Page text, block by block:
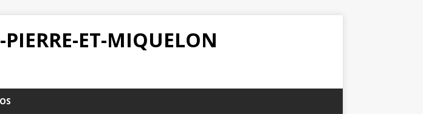
ET-MIQUELON